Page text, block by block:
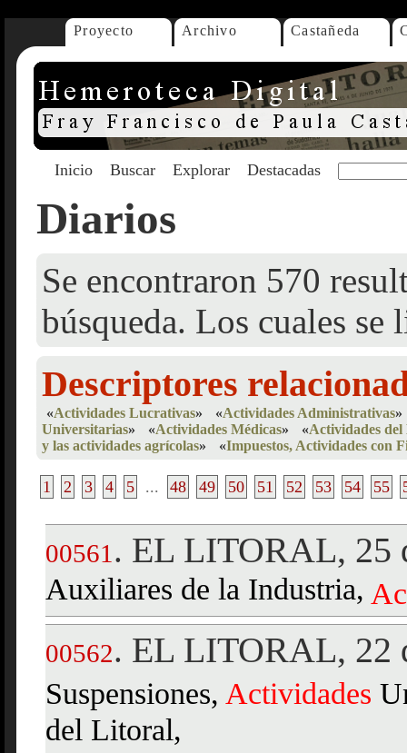
Proyecto Archivo Castañeda
Inicio Buscar Explorar Destacadas
Diarios
Se encontraron 570
búsqueda. Los cuales se
Descriptores
«Actividades Lucrativas» «Actividades Administrativas»
Universitarias» «Actividades Médicas» «Actividades
y las actividades agrícolas» «Impuestos, Actividades con
1 2 3 4 5 ... 48 49 50 51 52 53 54 55
00561 . EL LITORAL, 25
Auxiliares de la Industria,
00562. EL LITORAL, 22
Suspensiones, Actividades
del Litoral,